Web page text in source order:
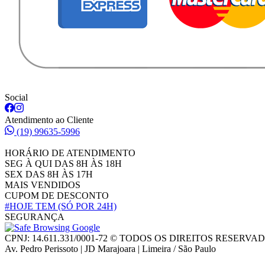
Social
Atendimento ao Cliente
(19) 99635-5996
HORÁRIO DE ATENDIMENTO
SEG À QUI DAS 8H ÀS 18H
SEX DAS 8H ÀS 17H
MAIS VENDIDOS
CUPOM DE DESCONTO
#HOJE TEM (SÓ POR 24H)
SEGURANÇA
CPNJ: 14.611.331/0001-72 © TODOS OS DIREITOS
Av. Pedro Perissoto | JD Marajoara | Limeira / São Paulo